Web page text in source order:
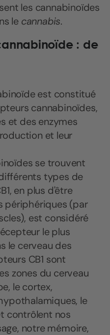
les cannabinoïdes
le cannabis.
: de
est constitué
cannabinoïdes,
et des enzymes
et leur
se trouvent
types de
en plus d'être
périphériques (par
est considéré
le plus
le cerveau des
CB1 sont
zones du cerveau
le cortex,
le
contrôlent nos
notre mémoire,